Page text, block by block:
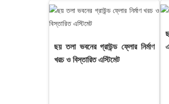
ছয় তলা ভবনের গ্রাউন্ড ফ্লোর নির্মাণ
খরচ ও বিস্তারিত এস্টিমেট